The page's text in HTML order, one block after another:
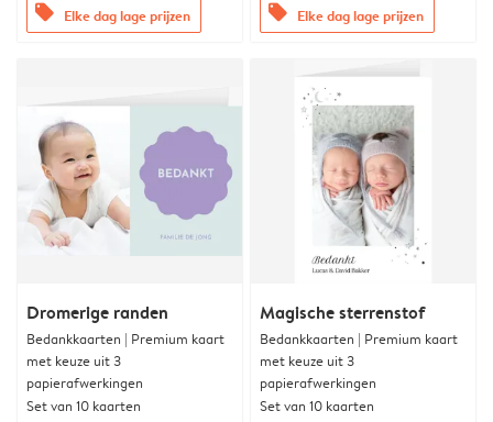
offers Elke dag lage prijzen offers Elke dag lage prijzen
Dromerige randen
Bedankkaarten | Premium kaart
met keuze uit 3
papierafwerkingen
Set van 10 kaarten
Magische sterrenstof
Bedankkaarten | Premium kaart
met keuze uit 3
papierafwerkingen
Set van 10 kaarten